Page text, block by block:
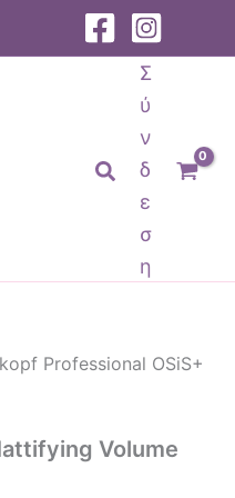
Αναζήτηση
Σ
ύ
ν
δ
ε
σ
η
Professional OSiS+
Volume